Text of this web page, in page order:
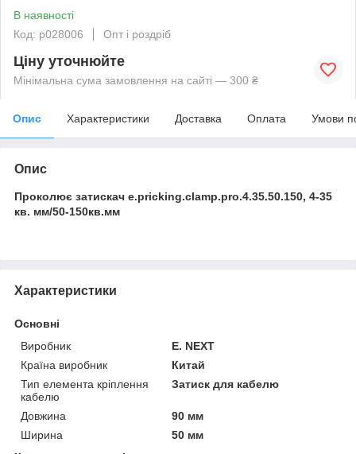
В наявності
Код: p028006
Опт і роздріб
Ціну уточнюйте
Мінімальна сума замовлення на сайті — 300 ₴
Опис Характеристики Доставка Оплата Умови
Опис
Проколює затискач e.pricking.clamp.pro.4.35.50.150, 4-35
кв. мм/50-150кв.мм
Характеристики
Основні
Виробник
E. NEXT
Країна виробник
Китай
Тип елемента кріплення
кабелю
Затиск для кабелю
Довжина
90 мм
Ширина
50 мм